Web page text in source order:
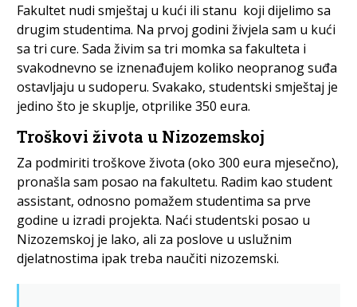
Fakultet nudi smještaj u kući ili stanu koji dijelimo sa
drugim studentima. Na prvoj godini živjela sam u kući
sa tri cure. Sada živim sa tri momka sa fakulteta i
svakodnevno se iznenađujem koliko neopranog suđa
ostavljaju u sudoperu. Svakako, studentski smještaj je
jedino što je skuplje, otprilike 350 eura.
Troškovi života u Nizozemskoj
Za podmiriti troškove života (oko 300 eura mjesečno),
pronašla sam posao na fakultetu. Radim kao student
assistant, odnosno pomažem studentima sa prve
godine u izradi projekta. Naći studentski posao u
Nizozemskoj je lako, ali za poslove u uslužnim
djelatnostima ipak treba naučiti nizozemski.